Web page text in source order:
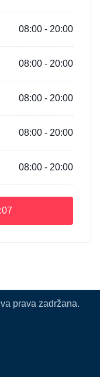
08:00 - 20:00
08:00 - 20:00
08:00 - 20:00
08:00 - 20:00
08:00 - 20:00
prava zadržana.